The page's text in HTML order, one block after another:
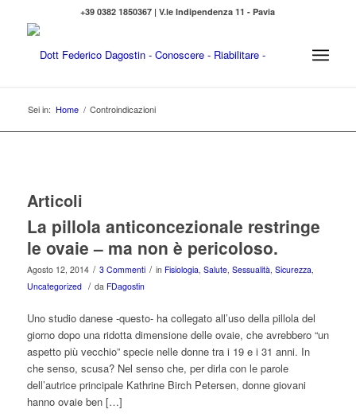
+39 0382 1850367 | V.le Indipendenza 11 - Pavia
Sei in: Home / Controindicazioni
Articoli
La pillola anticoncezionale restringe
le ovaie – ma non è pericoloso.
Agosto 12, 2014 / 3 Commenti / in Fisiologia, Salute, Sessualità, Sicurezza,
Uncategorized / da FDagostin
Uno studio danese -questo- ha collegato all’uso della pillola del
giorno dopo una ridotta dimensione delle ovaie, che avrebbero “un
aspetto più vecchio” specie nelle donne tra i 19 e i 31 anni. In
che senso, scusa? Nel senso che, per dirla con le parole
dell’autrice principale Kathrine Birch Petersen, donne giovani
hanno ovaie ben […]